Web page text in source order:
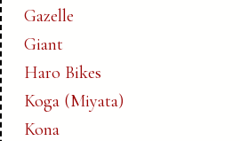
Gazelle
Giant
Haro Bikes
Koga (Miyata)
Kona